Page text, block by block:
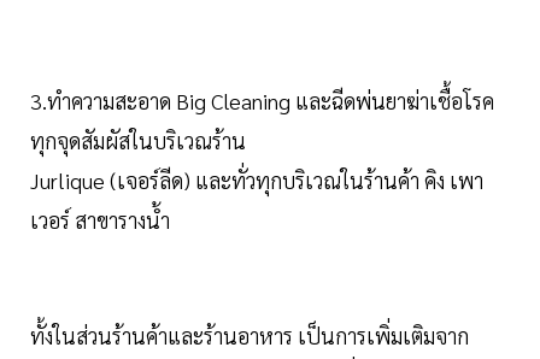
3.ทำความสะอาด Big Cleaning และฉีดพ่นยาฆ่าเชื้อโรค
ทุกจุดสัมผัสในบริเวณร้าน
Jurlique (เจอร์ลีด) และทั่วทุกบริเวณในร้านค้า คิง เพา
เวอร์ สาขารางน้ำ
ทั้งในส่วนร้านค้าและร้านอาหาร เป็นการเพิ่มเติมจาก